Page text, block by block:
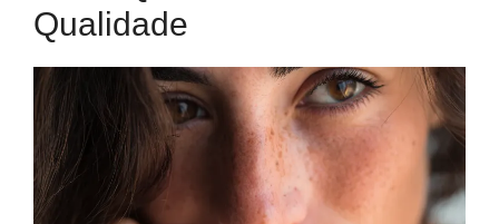
Qualidade